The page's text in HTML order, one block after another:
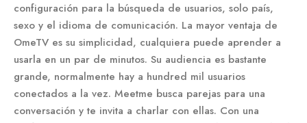
configuración para la búsqueda de usuarios, solo país,
sexo y el idioma de comunicación. La mayor ventaja de
OmeTV es su simplicidad, cualquiera puede aprender a
usarla en un par de minutos. Su audiencia es bastante
grande, normalmente hay a hundred mil usuarios
conectados a la vez. Meetme busca parejas para una
conversación y te invita a charlar con ellas. Con una